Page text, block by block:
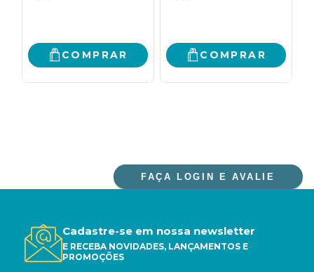
COMPRAR COMPRAR
FAÇA LOGIN E AVALIE
Cadastre-se em nossa newsletter
E RECEBA NOVIDADES, LANÇAMENTOS E
PROMOÇÕES